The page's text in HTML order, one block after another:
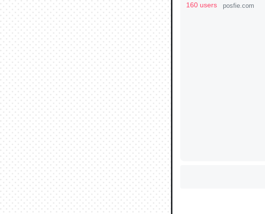
ウチもEchoを実家に
中。あと、Googleマ
─たまにLINEするくらい
ちょうど同じ理由で
きる。一生で親と会
─たまにLINEするくらい
り考えられたり、途
160 users posfie.com